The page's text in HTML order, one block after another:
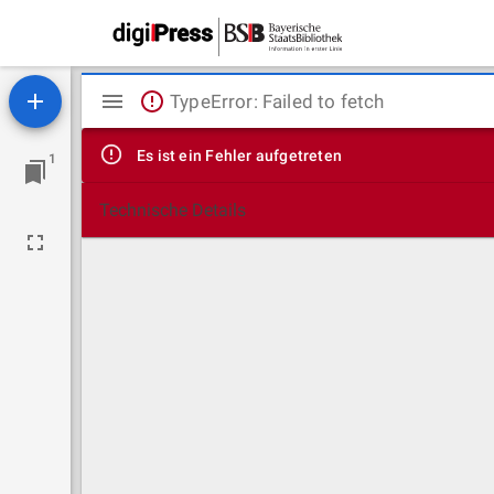
1
Mirador
Viewer
TypeError: Failed to fetch
Es ist ein Fehler aufgetreten
Technische Details